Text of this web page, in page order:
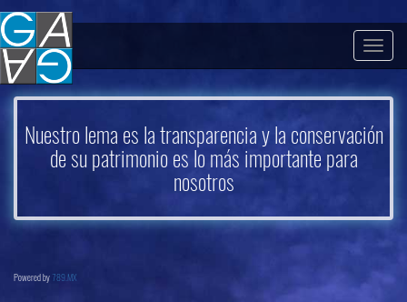
Nuestro lema es la transparencia y la conservación
de su patrimonio es lo más importante para
nosotros
Powered by 789.MX